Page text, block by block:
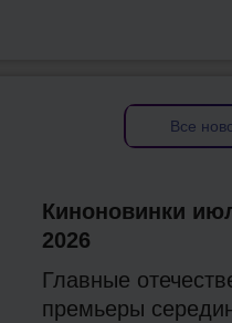
Киноновинки
2026
Главные
премьеры
Все